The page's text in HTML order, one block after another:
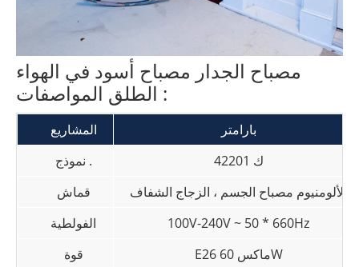
مصباح الجدار مصباح أسود في الهواء
الطلق المواصفات :
المشاريع
بارامتر
نموذج .
ك 42201
قماش
الألومنيوم مصباح الجسم ، الزجاج الشفاف
الفولطية
100V-240V ~ 50 * 660Hz
قوة
E26 ماكس 60W